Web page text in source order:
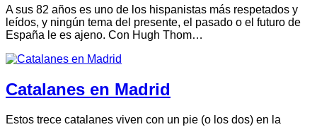
A sus 82 años es uno de los hispanistas más respetados y
leídos, y ningún tema del presente, el pasado o el futuro de
España le es ajeno. Con Hugh Thom…
Catalanes en Madrid
Estos trece catalanes viven con un pie (o los dos) en la